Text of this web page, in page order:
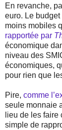
En revanche,
euro. Le
moins mobiles
rapportée par
économique
niveau des
économiques,
pour rien que
Pire, comme
seule monnaie
lieu de les
simple de